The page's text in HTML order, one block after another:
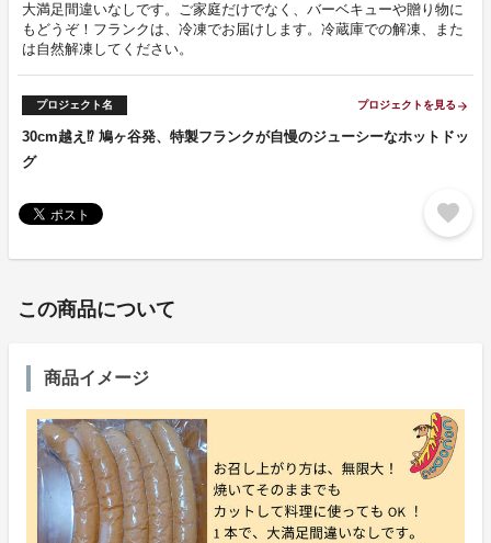
大満足間違いなしです。ご家庭だけでなく、バーベキューや贈り物に
もどうぞ！フランクは、冷凍でお届けします。冷蔵庫での解凍、また
は自然解凍してください。
プロジェクト名 プロジェクトを見る arrow_forward
30cm越え⁉︎ 鳩ヶ谷発、特製フランクが自慢のジューシーなホットドッ
グ
favorite
この商品について
商品イメージ